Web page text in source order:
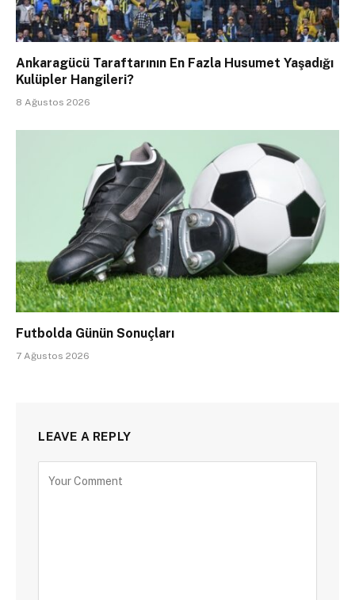
Ankaragücü Taraftarının En Fazla Husumet Yaşadığı
Kulüpler Hangileri?
8 Ağustos 2026
Futbolda Günün Sonuçları
7 Ağustos 2026
LEAVE A REPLY